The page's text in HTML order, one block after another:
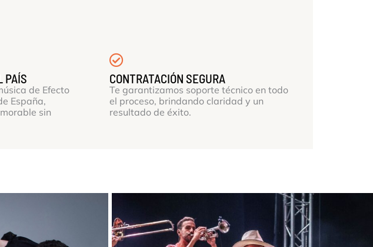
PAÍS
de Efecto
España,
sin
CONTRATACIÓN SEGURA
Te garantizamos soporte técnico en todo
el proceso, brindando claridad y un
resultado de éxito.